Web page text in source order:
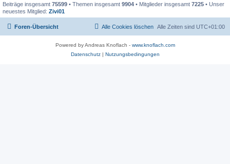
Beiträge insgesamt 75599 • Themen insgesamt 9904 • Mitglieder insgesamt 7225 • Unser
neuestes Mitglied: Zivi01
Foren-Übersicht Alle Zeiten sind UTC+01:00
Alle Cookies löschen
Powered by Andreas Knoflach - www.knoflach.com
Datenschutz| Nutzungsbedingungen